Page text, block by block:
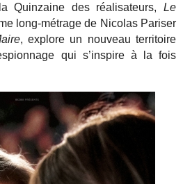
Quinzaine des réalisateurs, Le
long-métrage de Nicolas Pariser
, explore un nouveau territoire
qui s’inspire à la fois